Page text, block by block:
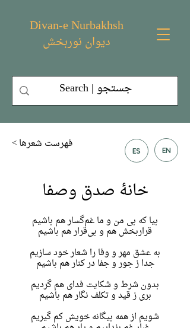
Divan-e Nurbakhsh
دیوان نوربخش
< فهرست شعر‌ها ES EN
خانهٔ صدق وصفا
بیا که بی من و ما غم‌گسار هم باشیم
قراربخش هم و بی‌قرار هم باشیم
به عشق مهر و وفا را شعار خود سازیم
جدا ز جور و جفا در کنار هم باشیم
بدون شرط و شکایت فدای هم گردیم
بری ز قید و تکلف نگار هم باشیم
شویم از همه بیگانه خویش کم گیریم